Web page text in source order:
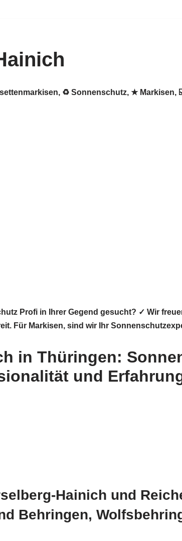
♻ Sonnenschutz, ★
Profi in Ihrer Gegend gesucht? ✓ Wir
Für Markisen, sind wir Ihr
in Thüringen:
und
Hainich und
Behringen,